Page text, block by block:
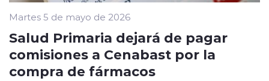
Martes 5 de mayo de 2026
Salud Primaria dejará de pagar
comisiones a Cenabast por la
compra de fármacos